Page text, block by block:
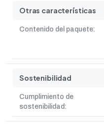
Otras características
Contenido del paquete:
Sostenibilidad
Cumplimiento de
sostenibilidad: